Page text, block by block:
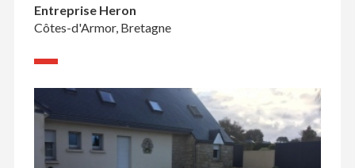
Entreprise Heron
Côtes-d'Armor, Bretagne